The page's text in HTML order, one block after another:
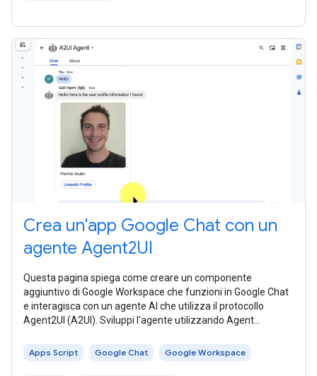
Crea un'app Google Chat con un
agente Agent2UI
Questa pagina spiega come creare un componente
aggiuntivo di Google Workspace che funzioni in Google Chat
e interagisca con un agente AI che utilizza il protocollo
Agent2UI (A2UI). Sviluppi l'agente utilizzando Agent
Apps Script Google Chat Google Workspace